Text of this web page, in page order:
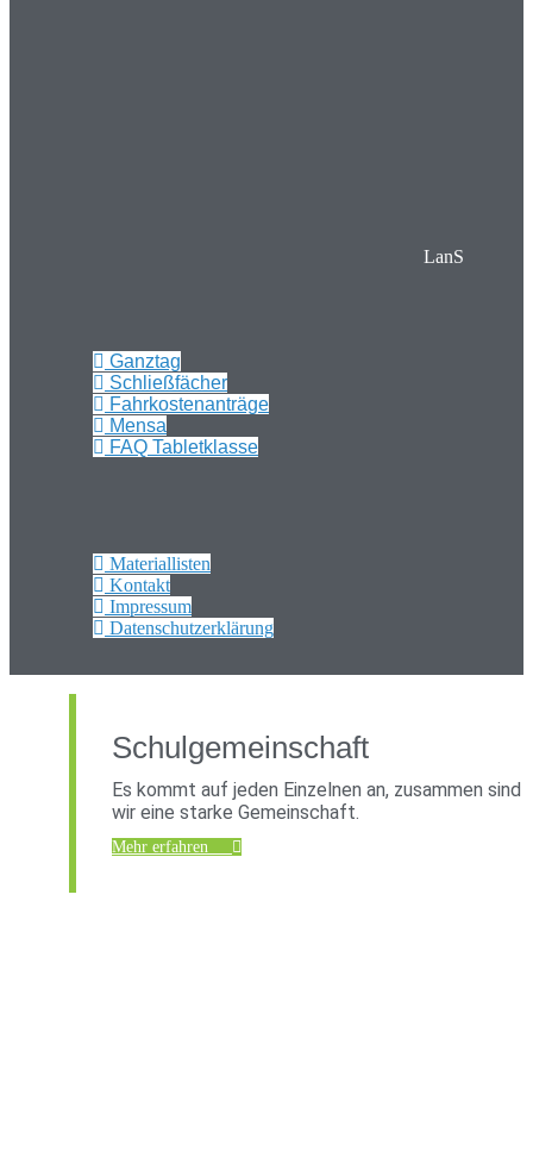
LanS
Ganztag
Schließfächer
Fahrkostenanträge
Mensa
FAQ Tabletklasse
Materiallisten
Kontakt
Impressum
Datenschutzerklärung
Schulgemeinschaft
Es kommt auf jeden Einzelnen an, zusammen sind
wir eine starke Gemeinschaft.
Mehr erfahren